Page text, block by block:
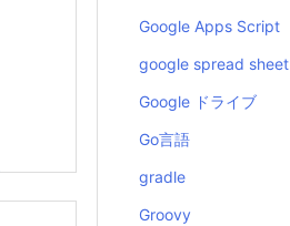
Google Apps Script
google spread sheet
Google ドライブ
Go言語
gradle
Groovy